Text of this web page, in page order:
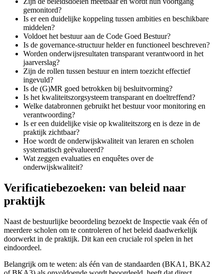
gemonitord?
Is er een duidelijke koppeling tussen ambities en beschikbare
middelen?
Voldoet het bestuur aan de Code Goed Bestuur?
Is de governance-structuur helder en functioneel beschreven?
Worden onderwijsresultaten transparant verantwoord in het
jaarverslag?
Zijn de rollen tussen bestuur en intern toezicht effectief
ingevuld?
Is de (G)MR goed betrokken bij besluitvorming?
Is het kwaliteitszorgsysteem transparant en doeltreffend?
Welke databronnen gebruikt het bestuur voor monitoring en
verantwoording?
Is er een duidelijke visie op kwaliteitszorg en is deze in de
praktijk zichtbaar?
Hoe wordt de onderwijskwaliteit van leraren en scholen
systematisch geëvalueerd?
Wat zeggen evaluaties en enquêtes over de
onderwijskwaliteit?
Verificatiebezoeken: van beleid naar
praktijk
Naast de bestuurlijke beoordeling bezoekt de Inspectie vaak één of
meerdere scholen om te controleren of het beleid daadwerkelijk
doorwerkt in de praktijk. Dit kan een cruciale rol spelen in het
eindoordeel.
Belangrijk om te weten: als één van de standaarden (BKA1, BKA2